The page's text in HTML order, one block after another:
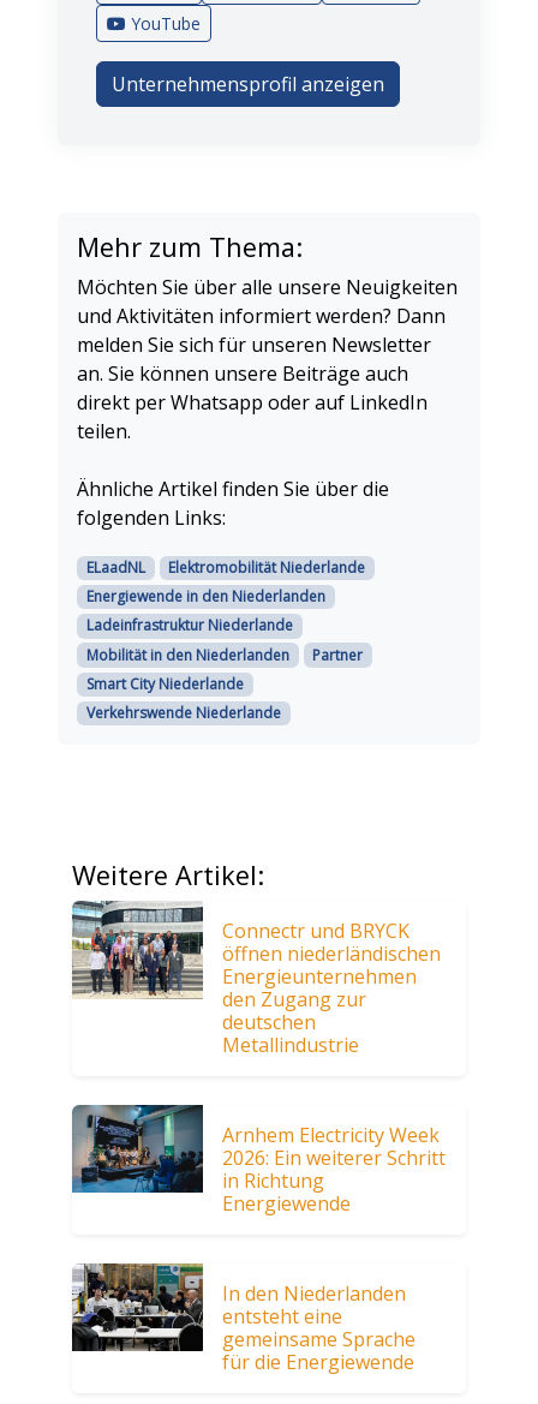
YouTube
Unternehmensprofil anzeigen
Mehr zum Thema:
Möchten Sie über alle unsere Neuigkeiten
und Aktivitäten informiert werden? Dann
melden Sie sich für unseren Newsletter
an. Sie können unsere Beiträge auch
direkt per Whatsapp oder auf LinkedIn
teilen.
Ähnliche Artikel finden Sie über die
folgenden Links:
ELaadNL
Elektromobilität Niederlande
Energiewende in den Niederlanden
Ladeinfrastruktur Niederlande
Mobilität in den Niederlanden
Partner
Smart City Niederlande
Verkehrswende Niederlande
Weitere Artikel:
Connectr und BRYCK
öffnen niederländischen
Energieunternehmen
den Zugang zur
deutschen
Metallindustrie
Arnhem Electricity Week
2026: Ein weiterer Schritt
in Richtung
Energiewende
In den Niederlanden
entsteht eine
gemeinsame Sprache
für die Energiewende